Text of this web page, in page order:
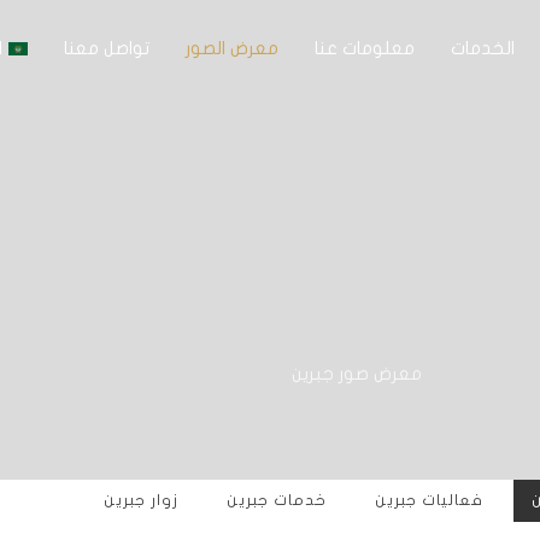
الخدمات معلومات عنا معرض الصور تواصل معنا
معرض صور جبرين
فعاليات جبرين خدمات جبرين زوار جبرين